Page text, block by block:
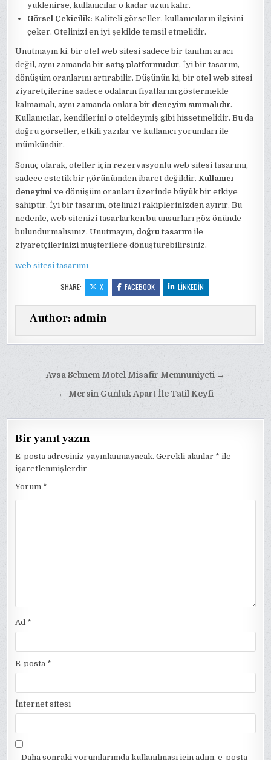
yüklenirse, kullanıcılar o kadar uzun kalır.
Görsel Çekicilik: Kaliteli görseller, kullanıcıların ilgisini
çeker. Otelinizi en iyi şekilde temsil etmelidir.
Unutmayın ki, bir otel web sitesi sadece bir tanıtım aracı
değil, aynı zamanda bir satış platformudur. İyi bir tasarım,
dönüşüm oranlarını artırabilir. Düşünün ki, bir otel web sitesi
ziyaretçilerine sadece odaların fiyatlarını göstermekle
kalmamalı, aynı zamanda onlarabir deneyim sunmalıdır.
Kullanıcılar, kendilerini o oteldeymiş gibi hissetmelidir. Bu da
doğru görseller, etkili yazılar ve kullanıcı yorumları ile
mümkündür.
Sonuç olarak, oteller için rezervasyonlu web sitesi tasarımı,
sadece estetik bir görünümden ibaret değildir.Kullanıcı
deneyimi ve dönüşüm oranları üzerinde büyük bir etkiye
sahiptir. İyi bir tasarım, otelinizi rakiplerinizden ayırır. Bu
nedenle, web sitenizi tasarlarken bu unsurları göz önünde
bulundurmalısınız. Unutmayın, doğru tasarımile
ziyaretçilerinizi müşterilere dönüştürebilirsiniz.
web sitesi tasarımı
SHARE: X FACEBOOK LINKEDIN
Author: admin
gezinmesi
Avsa Sebnem Motel Misafir Memnuniyeti →
← Mersin Gunluk Apart İle Tatil Keyfi
Bir yanıt yazın
E-posta adresiniz yayınlanmayacak. Gerekli alanlar * ile
işaretlenmişlerdir
Yorum *
Ad *
E-posta *
İnternet sitesi
Daha sonraki yorumlarımda kullanılması için adım, e-posta